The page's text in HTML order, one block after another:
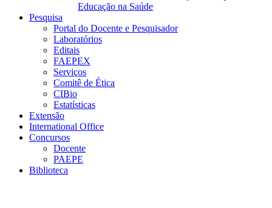
Educação na Saúde
Pesquisa
Portal do Docente e Pesquisador
Laboratórios
Editais
FAEPEX
Serviços
Comitê de Ética
CIBio
Estatísticas
Extensão
International Office
Concursos
Docente
PAEPE
Biblioteca